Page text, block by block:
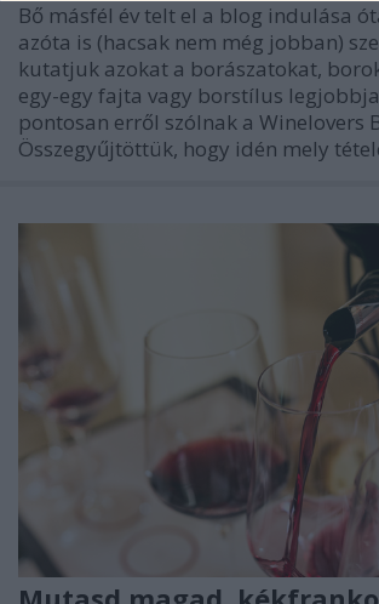
Bő másfél év telt el a blog indulása
azóta is (hacsak nem még jobban)
kutatjuk azokat a borászatokat,
egy-egy fajta vagy borstílus
pontosan erről szólnak a Winelovers
Összegyűjtöttük, hogy idén mely